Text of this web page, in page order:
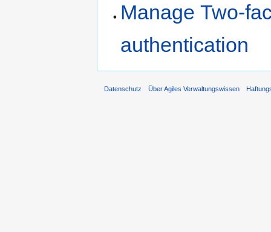
Manage Two-
authentication
Datenschutz Über Agiles Verwaltungswissen